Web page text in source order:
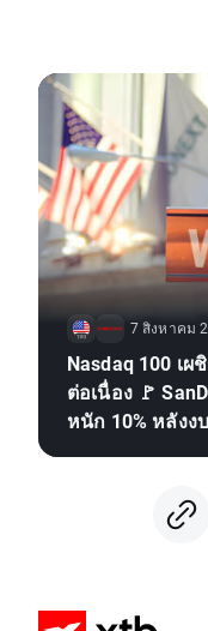
7 สิงหาคม
Nasdaq 100 เ
ต่อเนื่อง 🚩
หนัก 10% หลังง